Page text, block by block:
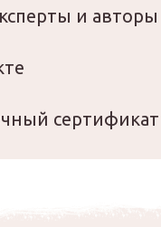
и авторы
сертификат